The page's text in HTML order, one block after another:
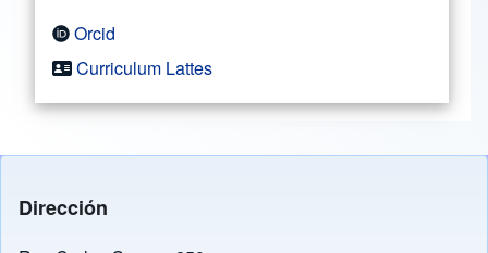
Orcid
Curriculum Lattes
Dirección